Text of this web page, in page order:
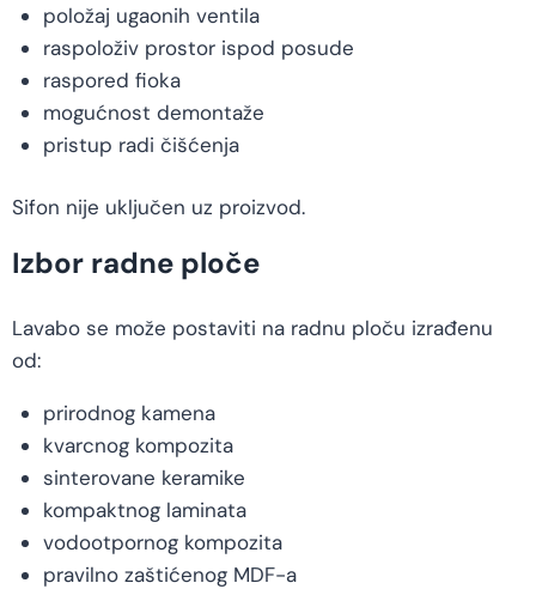
položaj ugaonih ventila
raspoloživ prostor ispod posude
raspored fioka
mogućnost demontaže
pristup radi čišćenja
Sifon nije uključen uz proizvod.
Izbor radne ploče
Lavabo se može postaviti na radnu ploču izrađenu
od:
prirodnog kamena
kvarcnog kompozita
sinterovane keramike
kompaktnog laminata
vodootpornog kompozita
pravilno zaštićenog MDF-a